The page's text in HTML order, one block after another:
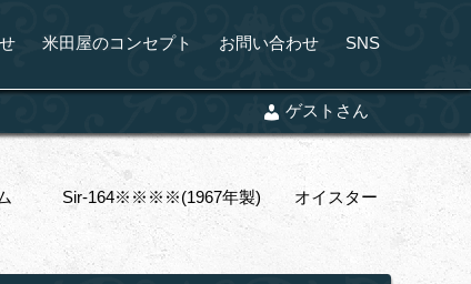
米田屋のコンセプト お問い合わせ SNS
ゲストさん
ム Sir-164※※※※(1967年製) オイスター